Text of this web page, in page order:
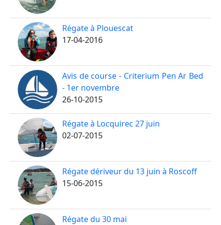
Régate à Plouescat
17-04-2016
Avis de course - Criterium Pen Ar Bed
- 1er novembre
26-10-2015
Régate à Locquirec 27 juin
02-07-2015
Régate dériveur du 13 juin à Roscoff
15-06-2015
Régate du 30 mai